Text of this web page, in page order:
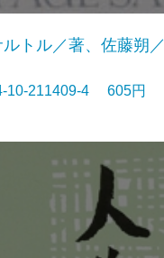
トル／著、佐藤朔
10-211409-4 605円